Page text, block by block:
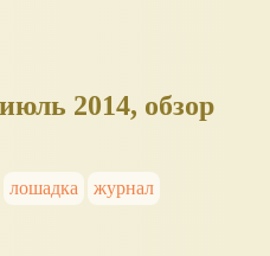
2014, обзор
лошадка
журнал